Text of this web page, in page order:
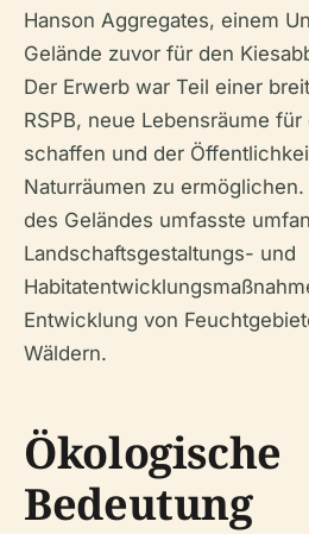
Hanson Aggregates, einem
Gelände zuvor für den
Der Erwerb war Teil einer
RSPB, neue Lebensräume
schaffen und der
Naturräumen zu
des Geländes umfasste
Landschaftsgestaltungs- und
Entwicklung von
Wäldern.
Ökologische
Bedeutung